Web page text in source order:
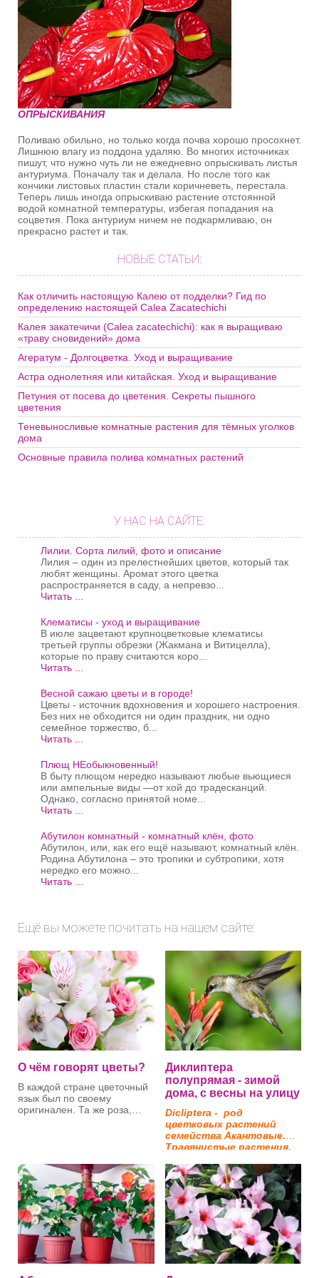
ОПРЫСКИВАНИЯ
Поливаю обильно, но только когда почва хорошо просохнет.
Лишнюю влагу из поддона удаляю. Во многих источниках
пишут, что нужно чуть ли не ежедневно опрыскивать листья
антуриума. Поначалу так и делала. Но после того как
кончики листовых пластин стали коричневеть, перестала.
Теперь лишь иногда опрыскиваю растение отстоянной
водой комнатной температуры, избегая попадания на
соцветия. Пока антуриум ничем не подкармливаю, он
прекрасно растет и так.
НОВЫЕ СТАТЬИ:
Как отличить настоящую Калею от подделки? Гид по
определению настоящей Calea Zacatechichi
Калея закатечичи (Calea zacatechichi): как я выращиваю
«траву сновидений» дома
Агератум - Долгоцветка. Уход и выращивание
Астра однолетняя или китайская. Уход и выращивание
Петуния от посева до цветения. Секреты пышного
цветения
Теневыносливые комнатные растения для тёмных уголков
дома
Основные правила полива комнатных растений
У НАС НА САЙТЕ:
Лилии. Сорта лилий, фото и описание
Лилия – один из прелестнейших цветов, который так
любят женщины. Аромат этого цветка
распространяется в саду, а непревзо...
Читать ...
Клематисы - уход и выращивание
В июле зацветают крупноцветковые клематисы
третьей группы обрезки (Жакмана и Витицелла),
которые по праву считаются коро...
Читать ...
Весной сажаю цветы и в городе!
Цветы - источник вдохновения и хорошего настроения.
Без них не обходится ни один праздник, ни одно
семейное торжество, б...
Читать ...
Плющ НЕобыкновенный!
В быту плющом нередко называют любые вьющиеся
или ампельные виды —от хой до традесканций.
Однако, согласно принятой номе...
Читать ...
Абутилон комнатный - комнатный клён, фото
Абутилон, или, как его ещё называют, комнатный клён.
Родина Абутилона – это тропики и субтропики, хотя
нередко его можно...
Читать ...
Ещё вы можете почитать на нашем сайте:
О чём говорят цветы?
В каждой стране цветочный
язык был по своему
оригинален. Та же роза,
беседы на стол ставили эти
цветы, и они означали, что
все, о чем будет говориться
должно оставаться в тайне.
До наших дней дошло
изречение subrosa dictum -
сказано с розой.
Диклиптера
полупрямая - зимой
дома, с весны на улицу
Dicliptera - род
цветковых растений
семейства Акантовые.
Травянистые растения,
большей частью в
тропических областях
планеты.
Мы её отнесем к
красивоцветущим
комнатным растениям,
листья не сбрасывает целый
год, только не
пересушивайте земляной
ком, а цветёт с июля по
сентябрь (включительно).
Не переносит яркое солнце,
Диклиптеру полупрямую
(Dicliptera suberecta) я
приобрела маленьким